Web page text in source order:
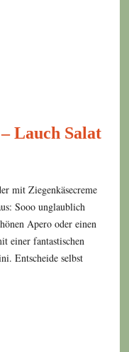
Lauch Salat
mit Ziegenkäsecreme
Sooo unglaublich
Apero oder einen
einer fantastischen
Entscheide selbst